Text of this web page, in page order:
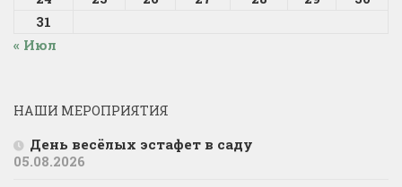
31
« Июл
НАШИ МЕРОПРИЯТИЯ
День весёлых эстафет в саду
05.08.2026